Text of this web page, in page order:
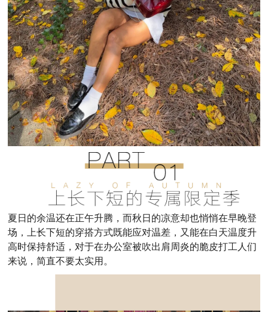
夏日的余温还在正午升腾，而秋日的凉意却也悄悄在早晚登
场，
上长下短的穿搭方式既能应对温差 ，又能在白天温度升
高时保持舒适 ，对于在办公室被吹出肩周炎的脆皮打工人们
来说，简直不要太实用。